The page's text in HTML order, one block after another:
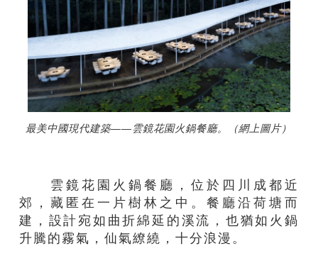
最美中國現代建築——雲鏡花園火鍋餐廳。（網上圖片）
雲鏡花園火鍋餐廳，位於四川成都近
郊，藏匿在一片樹林之中。餐廳沿荷塘而
建，設計宛如曲折綿延的溪流，也猶如火鍋
升騰的霧氣，仙氣繚繞，十分浪漫。